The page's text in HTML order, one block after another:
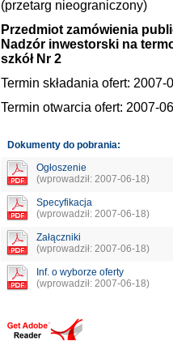
(przetarg nieograniczony)
Przedmiot zamówienia
Nadzór inwestorski na
szkół Nr 2
Termin składania ofert: 2007-
Termin otwarcia ofert: 2007-
Dokumenty do pobrania:
Ogłoszenie
(wprowadził: 2007-06-18)
Specyfikacja
(wprowadził: 2007-06-18)
Załączniki
(wprowadził: 2007-06-18)
Inf. o wyborze oferty
(wprowadził: 2007-06-18)